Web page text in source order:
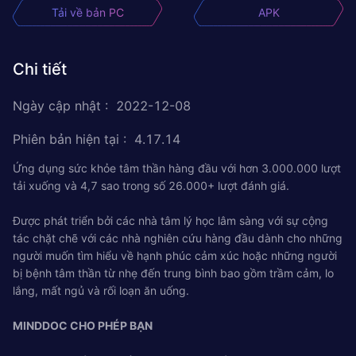
Tải về bản PC APK
Chi tiết
Ngày cập nhật : 2022-12-08
Phiên bản hiện tại : 4.17.14
Ứng dụng sức khỏe tâm thần hàng đầu với hơn 3.000.000 lượt
tải xuống và 4,7 sao trong số 26.000+ lượt đánh giá.
Được phát triển bởi các nhà tâm lý học lâm sàng với sự cộng
tác chặt chẽ với các nhà nghiên cứu hàng đầu dành cho những
người muốn tìm hiểu về hạnh phúc cảm xúc hoặc những người
bị bệnh tâm thần từ nhẹ đến trung bình bao gồm trầm cảm, lo
lắng, mất ngủ và rối loạn ăn uống.
MINDDOC CHO PHÉP BẠN